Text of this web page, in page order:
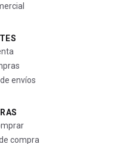
envíos
compra